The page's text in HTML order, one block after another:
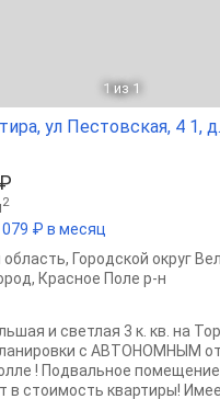
1 из 1
ул Пестовская, 4 1,
2
079 ₽ в месяц
область, Городской округ
, Красное Поле р-н
и светлая 3 к. кв. на
с АВТОНОМНЫМ
! Подвальное помещение
в стоимость квартиры!